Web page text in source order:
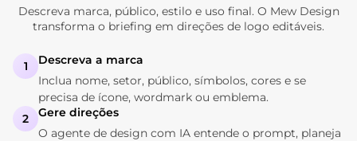
Descreva marca, público, estilo e uso final. O Mew Design
transforma o briefing em direções de logo editáveis.
1
Descreva a marca
Inclua nome, setor, público, símbolos, cores e se
precisa de ícone, wordmark ou emblema.
2
Gere direções
O agente de design com IA entende o prompt, planeja